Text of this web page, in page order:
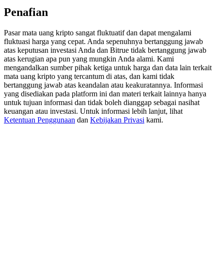
Register & Trade to Win 500,000 USDT
Precious Metals Trading Carnival
Trade Gold & Silver · 33,333 USDT Bonus
USDT New User Exclusive 10% APR
Penafian
Pasar mata uang kripto sangat fluktuatif dan dapat mengalami
fluktuasi harga yang cepat. Anda sepenuhnya bertanggung jawab
atas keputusan investasi Anda dan Bitrue tidak bertanggung jawab
atas kerugian apa pun yang mungkin Anda alami. Kami
mengandalkan sumber pihak ketiga untuk harga dan data lain terkait
mata uang kripto yang tercantum di atas, dan kami tidak
bertanggung jawab atas keandalan atau keakuratannya. Informasi
yang disediakan pada platform ini dan materi terkait lainnya hanya
untuk tujuan informasi dan tidak boleh dianggap sebagai nasihat
keuangan atau investasi. Untuk informasi lebih lanjut, lihat
Ketentuan Penggunaan dan Kebijakan Privasi kami.